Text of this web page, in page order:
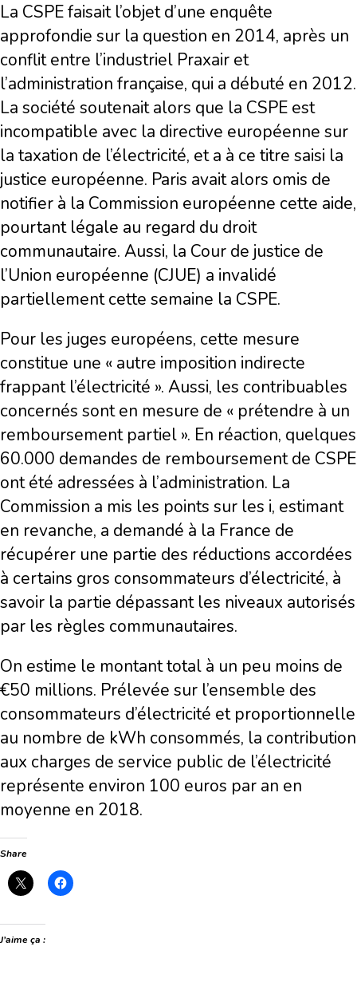
La CSPE faisait l’objet d’une enquête
approfondie sur la question en 2014, après un
conflit entre l’industriel Praxair et
l’administration française, qui a débuté en 2012.
La société soutenait alors que la CSPE est
incompatible avec la directive européenne sur
la taxation de l’électricité, et a à ce titre saisi la
justice européenne. Paris avait alors omis de
notifier à la Commission européenne cette aide,
pourtant légale au regard du droit
communautaire. Aussi, la Cour de justice de
l’Union européenne (CJUE) a invalidé
partiellement cette semaine la CSPE.
Pour les juges européens, cette mesure
constitue une « autre imposition indirecte
frappant l’électricité ». Aussi, les contribuables
concernés sont en mesure de « prétendre à un
remboursement partiel ». En réaction, quelques
60.000 demandes de remboursement de CSPE
ont été adressées à l’administration. La
Commission a mis les points sur les i, estimant
en revanche, a demandé à la France de
récupérer une partie des réductions accordées
à certains gros consommateurs d’électricité, à
savoir la partie dépassant les niveaux autorisés
par les règles communautaires.
On estime le montant total à un peu moins de
€50 millions. Prélevée sur l’ensemble des
consommateurs d’électricité et proportionnelle
au nombre de kWh consommés, la contribution
aux charges de service public de l’électricité
représente environ 100 euros par an en
moyenne en 2018.
Share
J’aime ça :